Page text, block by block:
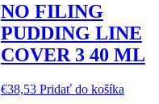
NO FILING
PUDDING LINE
COVER 3 40 ML
€38,53 Pridať do košíka